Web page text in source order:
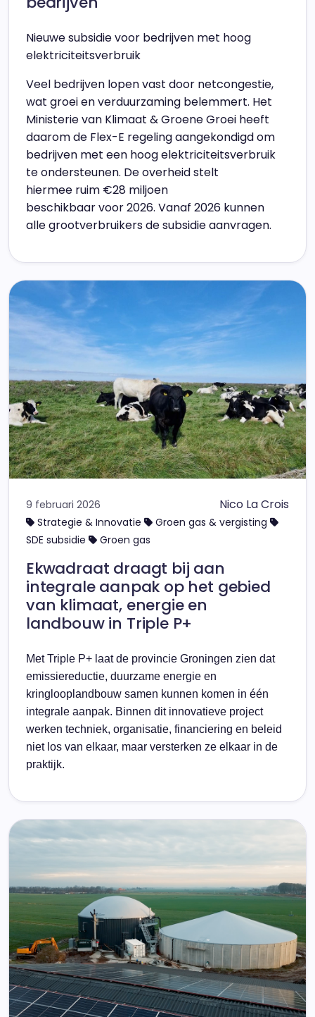
Nieuwe subsidie voor bedrijven met hoog
elektriciteitsverbruik
Veel bedrijven lopen vast door netcongestie,
wat groei en verduurzaming belemmert. Het
Ministerie van Klimaat & Groene Groei heeft
daarom de Flex-E regeling aangekondigd om
bedrijven met een hoog elektriciteitsverbruik
te ondersteunen. De overheid stelt
hiermee ruim €28 miljoen
beschikbaar voor 2026. Vanaf 2026 kunnen
alle grootverbruikers de subsidie aanvragen.
9 februari 2026 Nico La Crois
Strategie & Innovatie
Groen gas & vergisting
SDE subsidie
Groen gas
Ekwadraat draagt bij aan
integrale aanpak op het gebied
van klimaat, energie en
landbouw in Triple P+
Met Triple P+ laat de provincie Groningen zien dat
emissiereductie, duurzame energie en
kringlooplandbouw samen kunnen komen in één
integrale aanpak. Binnen dit innovatieve project
werken techniek, organisatie, financiering en beleid
niet los van elkaar, maar versterken ze elkaar in de
praktijk.